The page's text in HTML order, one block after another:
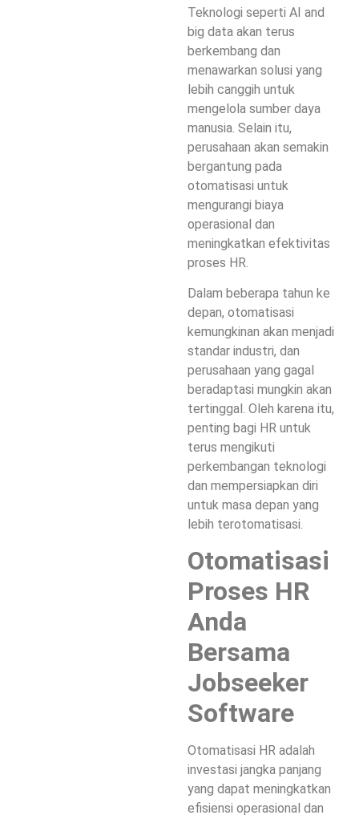
Teknologi seperti AI and
big data akan terus
berkembang dan
menawarkan solusi yang
lebih canggih untuk
mengelola sumber daya
manusia. Selain itu,
perusahaan akan semakin
bergantung pada
otomatisasi untuk
mengurangi biaya
operasional dan
meningkatkan efektivitas
proses HR.
Dalam beberapa tahun ke
depan, otomatisasi
kemungkinan akan menjadi
standar industri, dan
perusahaan yang gagal
beradaptasi mungkin akan
tertinggal. Oleh karena itu,
penting bagi HR untuk
terus mengikuti
perkembangan teknologi
dan mempersiapkan diri
untuk masa depan yang
lebih terotomatisasi.
Otomatisasi
Proses HR
Anda
Bersama
Jobseeker
Software
Otomatisasi HR adalah
investasi jangka panjang
yang dapat meningkatkan
efisiensi operasional dan